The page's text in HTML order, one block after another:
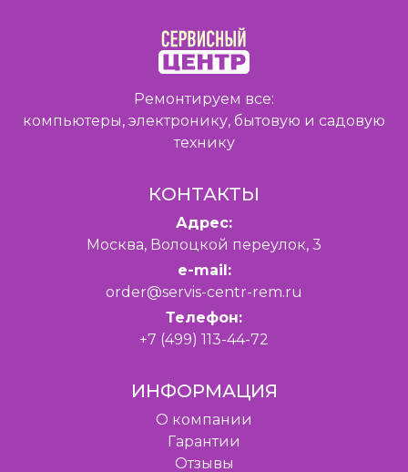
Ремонтируем все:
компьютеры, электронику, бытовую и садовую
технику
КОНТАКТЫ
Адрес:
Москва, Волоцкой переулок, 3
e-mail:
order@servis-centr-rem.ru
Телефон:
+7 (499) 113-44-72
ИНФОРМАЦИЯ
O компании
Гарантии
Отзывы